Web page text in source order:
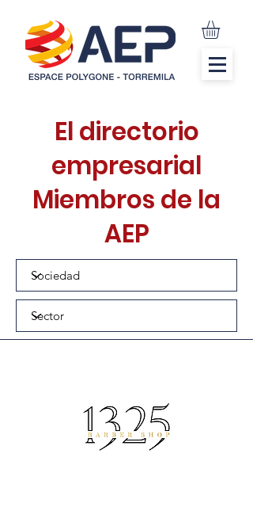
El directorio
empresarial
Miembros de la
AEP